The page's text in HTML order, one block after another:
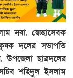
নবা, স্বেচ্ছাসেবক
দলের সভাপতি
উপজেলা ছাত্রদলের
শহিদুল ইসলাম